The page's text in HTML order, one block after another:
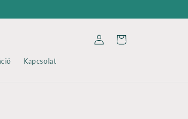
Kapcsolat
BejelentkezésKosár